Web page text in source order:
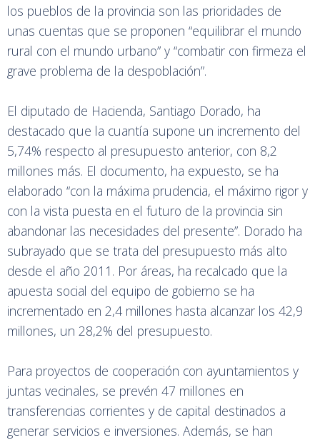
los pueblos de la provincia son las prioridades de
unas cuentas que se proponen “equilibrar el mundo
rural con el mundo urbano” y “combatir con firmeza el
grave problema de la despoblación”.
El diputado de Hacienda, Santiago Dorado, ha
destacado que la cuantía supone un incremento del
5,74% respecto al presupuesto anterior, con 8,2
millones más. El documento, ha expuesto, se ha
elaborado “con la máxima prudencia, el máximo rigor y
con la vista puesta en el futuro de la provincia sin
abandonar las necesidades del presente”. Dorado ha
subrayado que se trata del presupuesto más alto
desde el año 2011. Por áreas, ha recalcado que la
apuesta social del equipo de gobierno se ha
incrementado en 2,4 millones hasta alcanzar los 42,9
millones, un 28,2% del presupuesto.
Para proyectos de cooperación con ayuntamientos y
juntas vecinales, se prevén 47 millones en
transferencias corrientes y de capital destinados a
generar servicios e inversiones. Además, se han